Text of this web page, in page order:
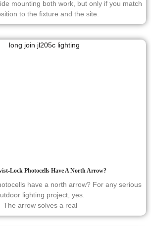
mounting both work, but only if you match
to the fixture and the site.
Lock Photocells Have A North Arrow?
have a north arrow? For any serious
lighting project, yes.
The arrow solves a real